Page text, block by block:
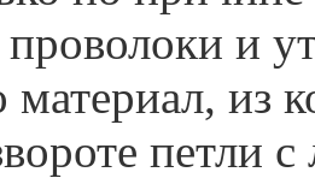
и
материал, из
петли